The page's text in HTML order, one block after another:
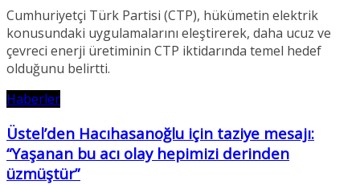
Cumhuriyetçi Türk Partisi (CTP), hükümetin elektrik
konusundaki uygulamalarını eleştirerek, daha ucuz ve
çevreci enerji üretiminin CTP iktidarında temel hedef
olduğunu belirtti.
Haberler
Üstel’den Hacıhasanoğlu için taziye mesajı:
“Yaşanan bu acı olay hepimizi derinden
üzmüştür”